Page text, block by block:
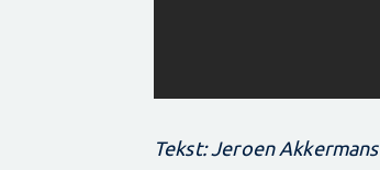
Tekst: Jeroen Akkermans